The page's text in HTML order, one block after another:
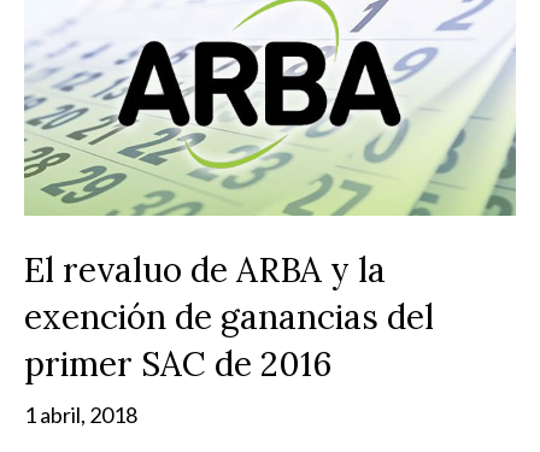
El revaluo de ARBA y la
exención de ganancias del
primer SAC de 2016
1 abril, 2018